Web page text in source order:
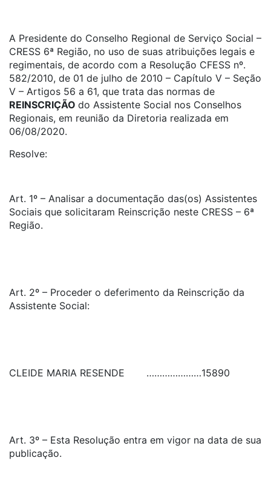
A Presidente do Conselho Regional de Serviço Social –
CRESS 6ª Região, no uso de suas atribuições legais e
regimentais, de acordo com a Resolução CFESS nº.
582/2010, de 01 de julho de 2010 – Capítulo V – Seção
V – Artigos 56 a 61, que trata das normas de
REINSCRIÇÃO do Assistente Social nos Conselhos
Regionais, em reunião da Diretoria realizada em
06/08/2020.
Resolve:
Art. 1º – Analisar a documentação das(os) Assistentes
Sociais que solicitaram Reinscrição neste CRESS – 6ª
Região.
Art. 2º – Proceder o deferimento da Reinscrição da
Assistente Social:
CLEIDE MARIA RESENDE …………………15890
Art. 3º – Esta Resolução entra em vigor na data de sua
publicação.